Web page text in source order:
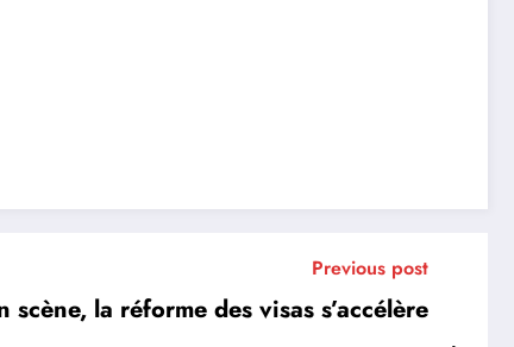
Previous post
la réforme des visas s’accélère